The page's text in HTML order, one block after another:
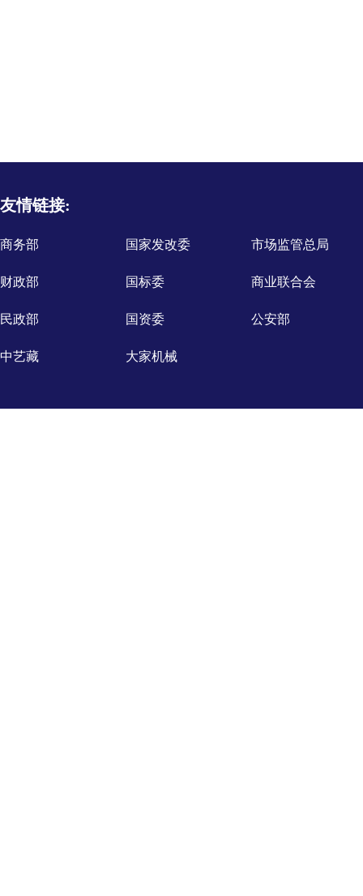
友情链接:
商务部 国家发改委 市场监管总局
财政部 国标委 商业联合会
民政部 国资委 公安部
中艺藏 大家机械